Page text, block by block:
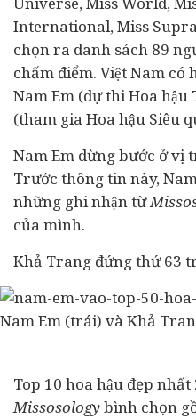
International, Miss
chọn ra danh sách 89
chấm điểm. Việt Nam có
Nam Em (dự thi Hoa
(tham gia Hoa hậu Siêu
Nam Em dừng bước ở vị
Trước thông tin này,
những ghi nhận từ
của mình.
Khả Trang đứng thứ 63
Nam Em (trái) và Khả
Top 10 hoa hậu đẹp
Missosologybình chọn